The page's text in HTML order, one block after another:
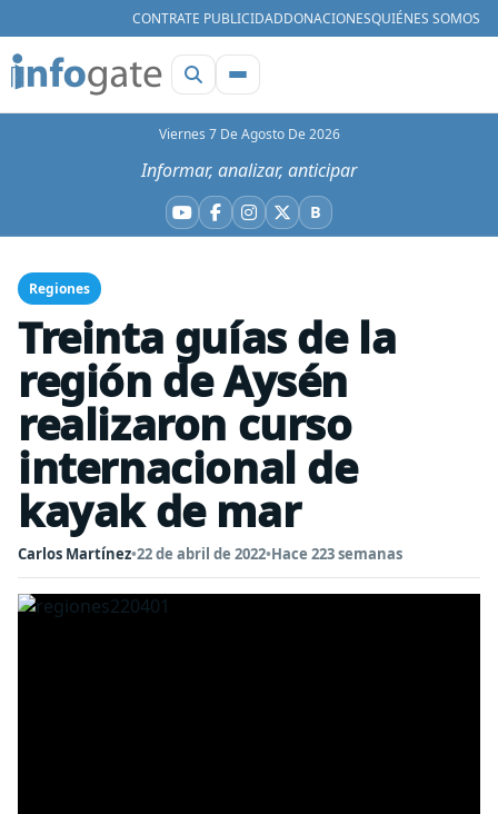
CONTRATE PUBLICIDADDONACIONESQUIÉNES SOMOS
Viernes 7 De Agosto De 2026
Informar, analizar, anticipar
YouTube
Facebook
Instagram
X BBluesky
Regiones
Treinta guías de la
región de Aysén
realizaron curso
internacional de
kayak de mar
Carlos Martínez•22 de abril de 2022•Hace 223 semanas